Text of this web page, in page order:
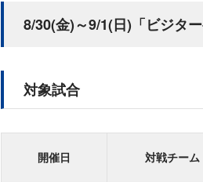
8/30(金)～9/1(日)「ビジタ
対象試合
開催日 対戦チーム